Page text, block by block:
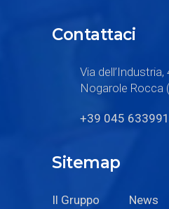
Contattaci
Via dell’Industria,
Nogarole Rocca
+39 045
Sitemap
Il Gruppo
News